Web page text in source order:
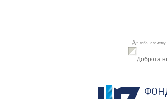
Доброта